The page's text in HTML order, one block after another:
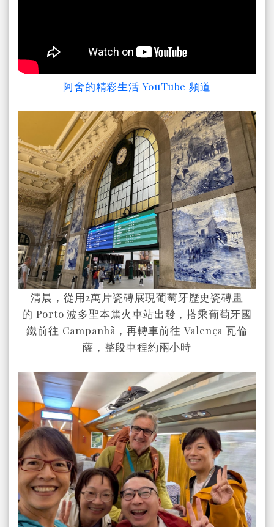
阿舍的精彩生活 YouTube 頻道
清晨，從用2萬片瓷磚展現葡萄牙歷史瓷磚畫
的 Porto 波多聖本篤火車站出發，搭乘葡萄牙國
鐵前往 Campanhã，再轉車前往 Valença 瓦倫
薩，整段車程約兩小時